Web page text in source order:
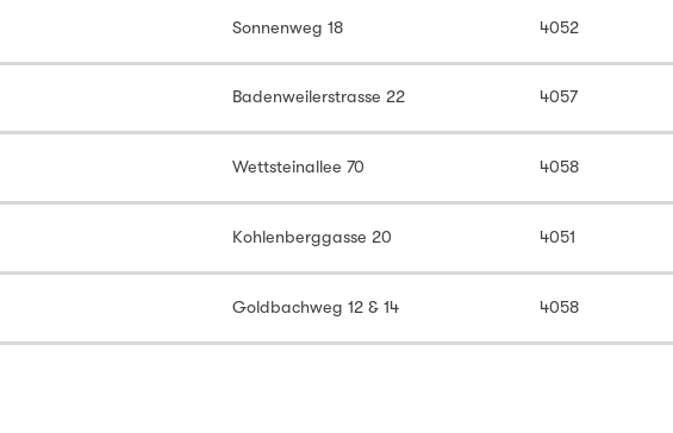
Sonnenweg 18 4052
Badenweilerstrasse 22 4057
Wettsteinallee 70 4058
Kohlenberggasse 20 4051
Goldbachweg 12 & 14 4058